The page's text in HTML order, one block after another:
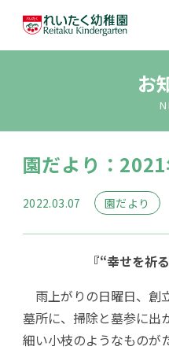
幼稚園のこと
大切にしている
幼稚園での生活
未就園児クラス
アクセス
お
園だより：
2022.03.07 園だより
『“幸せを祈
雨上がりの日曜日、創
墓所に、掃除と墓参に出
細い小枝のようなものが